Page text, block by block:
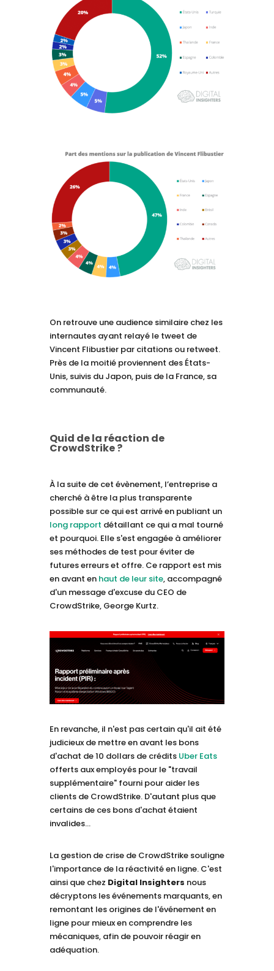
On retrouve une audience similaire chez les
internautes ayant relayé le tweet de
Vincent Flibustier par citations ou retweet.
Près de la moitié proviennent des États-
Unis, suivis du Japon, puis de la France, sa
communauté.
Quid de la réaction de
CrowdStrike ?
À la suite de cet évènement, l’entreprise a
cherché à être la plus transparente
possible sur ce qui est arrivé en publiant un
long rapport détaillant ce qui a mal tourné
et pourquoi. Elle s'est engagée à améliorer
ses méthodes de test pour éviter de
futures erreurs et offre. Ce rapport est mis
en avant en haut de leur site, accompagné
d'un message d'excuse du CEO de
CrowdStrike, George Kurtz.
En revanche, il n'est pas certain qu'il ait été
judicieux de mettre en avant les bons
d'achat de 10 dollars de crédits Uber Eats
offerts aux employés pour le "travail
supplémentaire" fourni pour aider les
clients de CrowdStrike. D'autant plus que
certains de ces bons d'achat étaient
invalides…
La gestion de crise de CrowdStrike souligne
l'importance de la réactivité en ligne. C'est
ainsi que chez Digital Insighters nous
décryptons les événements marquants, en
remontant les origines de l'événement en
ligne pour mieux en comprendre les
mécaniques, afin de pouvoir réagir en
adéquation.